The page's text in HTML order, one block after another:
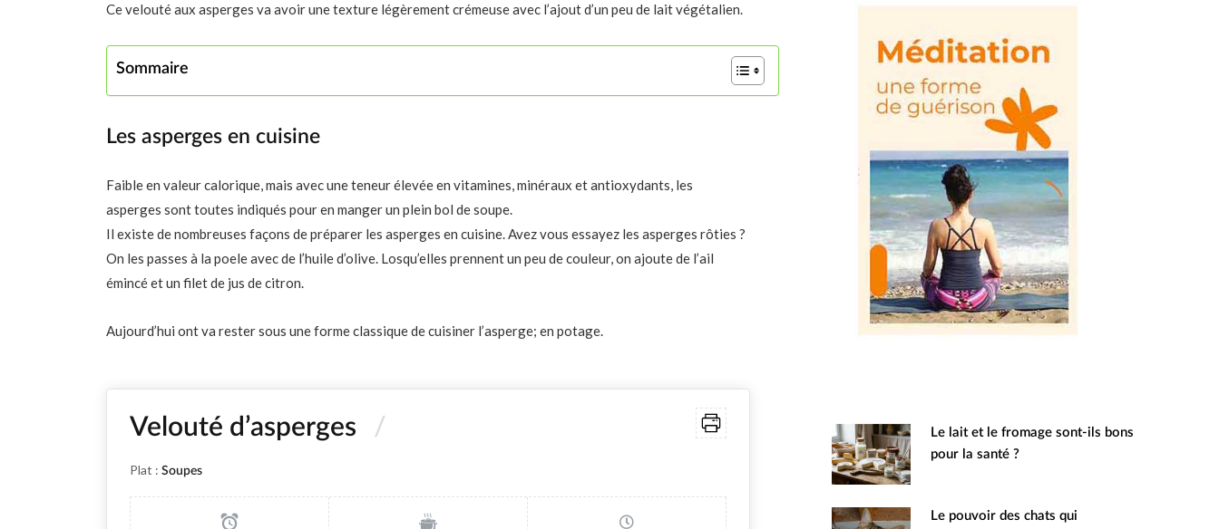
Ce velouté aux asperges va avoir une texture légèrement crémeuse avec l’ajout d’un peu de lait végétalien.
Sommaire
Les asperges en cuisine
Faible en valeur calorique, mais avec une teneur élevée en vitamines, minéraux et antioxydants, les
asperges sont toutes indiqués pour en manger un plein bol de soupe.
Il existe de nombreuses façons de préparer les asperges en cuisine. Avez vous essayez les asperges rôties ?
On les passes à la poele avec de l’huile d’olive. Losqu’elles prennent un peu de couleur, on ajoute de l’ail
émincé et un filet de jus de citron.
Aujourd’hui ont va rester sous une forme classique de cuisiner l’asperge; en potage.
Velouté d’asperges
Plat : Soupes
Le lait et le fromage sont-ils bons
pour la santé ?
Le pouvoir des chats qui